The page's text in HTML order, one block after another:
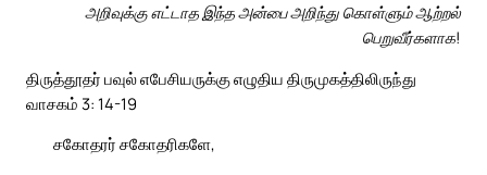
அறிவுக்கு எட்டாத இந்த அன்பை அறிந்து கொள்ளும் ஆற்றல்
பெறுவீர்களாக!
திருத்தூதர் பவுல் எபேசியருக்கு எழுதிய திருமுகத்திலிருந்து
வாசகம் 3: 14-19
சகோதரர் சகோதரிகளே,